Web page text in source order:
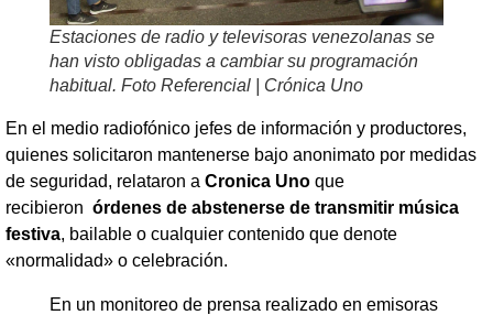
Estaciones de radio y televisoras venezolanas se
han visto obligadas a cambiar su programación
habitual. Foto Referencial | Crónica Uno
En el medio radiofónico jefes de información y productores,
quienes solicitaron mantenerse bajo anonimato por medidas
de seguridad, relataron a Cronica Uno que
recibieron órdenes de abstenerse de transmitir música
festiva, bailable o cualquier contenido que denote
«normalidad» o celebración.
En un monitoreo de prensa realizado en emisoras